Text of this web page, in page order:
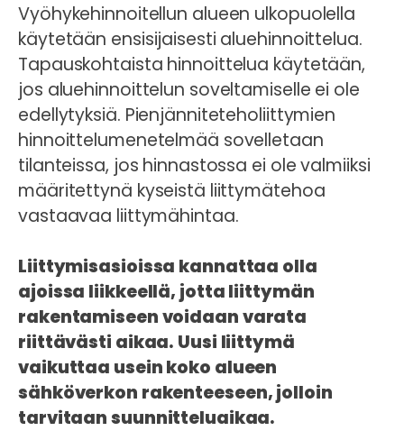
Vyöhykehinnoitellun alueen ulkopuolella
käytetään ensisijaisesti aluehinnoittelua.
Tapauskohtaista hinnoittelua käytetään,
jos aluehinnoittelun soveltamiselle ei ole
edellytyksiä. Pienjänniteteholiittymien
hinnoittelumenetelmää sovelletaan
tilanteissa, jos hinnastossa ei ole valmiiksi
määritettynä kyseistä liittymätehoa
vastaavaa liittymähintaa.
Liittymisasioissa kannattaa olla
ajoissa liikkeellä, jotta liittymän
rakentamiseen voidaan varata
riittävästi aikaa. Uusi liittymä
vaikuttaa usein koko alueen
sähköverkon rakenteeseen, jolloin
tarvitaan suunnitteluaikaa.